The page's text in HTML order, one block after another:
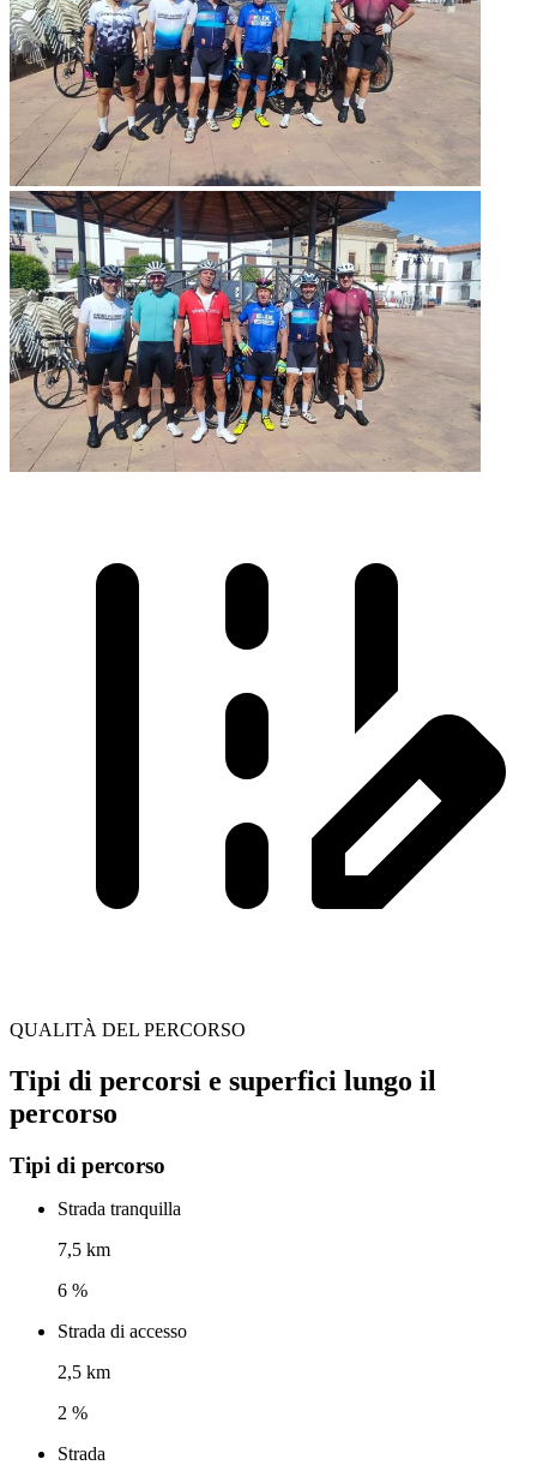
QUALITÀ DEL PERCORSO
Tipi di percorsi e superfici lungo il
percorso
Tipi di percorso
Strada tranquilla
7,5 km
6 %
Strada di accesso
2,5 km
2 %
Strada